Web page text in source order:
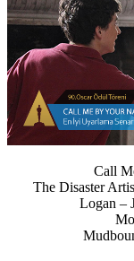
Call
The Disaster
Logan –